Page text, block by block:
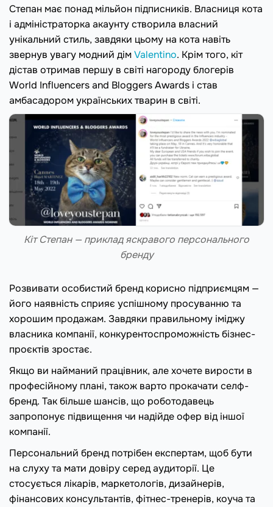
Степан має понад мільйон підписників. Власниця кота
і адміністраторка акаунту створила власний
унікальний стиль, завдяки цьому на кота навіть
звернув увагу модний дімValentino. Крім того, кіт
дістав отримав першу в світі нагороду блогерів
World Influencers and Bloggers Awards і став
амбасадором українських тварин в світі.
Кіт Степан — приклад яскравого персонального
бренду
Розвивати особистий бренд корисно підприємцям —
його наявність сприяє успішному просуванню та
хорошим продажам. Завдяки правильному іміджу
власника компанії, конкурентоспроможність бізнес-
проєктів зростає.
Якщо ви найманий працівник, але хочете вирости в
професійному плані, також варто прокачати селф-
бренд. Так більше шансів, що роботодавець
запропонує підвищення чи надійде офер від іншої
компанії.
Персональний бренд потрібен експертам, щоб бути
на слуху та мати довіру серед аудиторії. Це
стосується лікарів, маркетологів, дизайнерів,
фінансових консультантів, фітнес-тренерів, коуча та